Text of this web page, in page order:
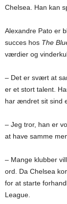
Chelsea. Han kan
Alexandre Pato er
succes hos The
værdier og
– Det er svært at
er et stort talent.
har ændret sit sind
– Jeg tror, han er
at have samme
– Mange klubber
ord. Da Chelsea
for at starte
League.